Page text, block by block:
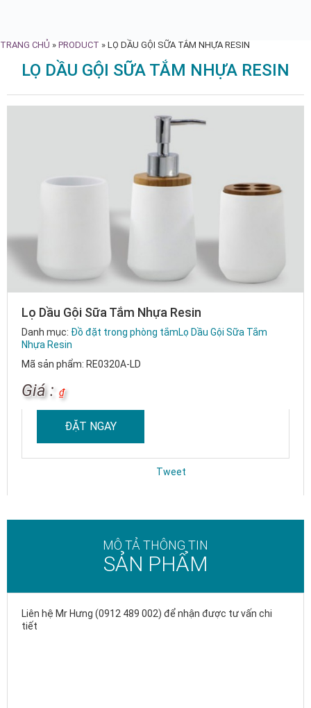
TRANG CHỦ » PRODUCT » LỌ DẦU GỘI SỮA TẮM NHỰA RESIN
LỌ DẦU GỘI SỮA TẮM NHỰA RESIN
Lọ Dầu Gội Sữa Tắm Nhựa Resin
Danh mục: Đồ đặt trong phòng tắmLọ Dầu Gội Sữa Tắm
Nhựa Resin
Mã sản phẩm: RE0320A-LD
Giá : ₫
ĐẶT NGAY
Tweet
MÔ TẢ THÔNG TIN
SẢN PHẨM
Liên hệ Mr Hưng (0912 489 002) để nhận được tư vấn chi
tiết